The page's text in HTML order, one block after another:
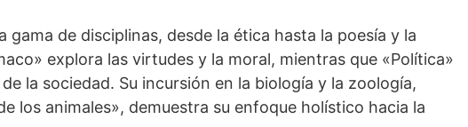
gama de disciplinas, desde la ética hasta la poesía y la
explora las virtudes y la moral, mientras que «Política»
la sociedad. Su incursión en la biología y la zoología,
los animales», demuestra su enfoque holístico hacia la